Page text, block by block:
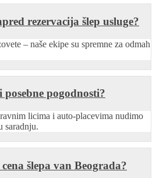
rezervacija šlep usluge?
– naše ekipe su spremne za odmah
pogodnosti?
licima i auto-placevima nudimo
saradnju.
šlepa van Beograda?